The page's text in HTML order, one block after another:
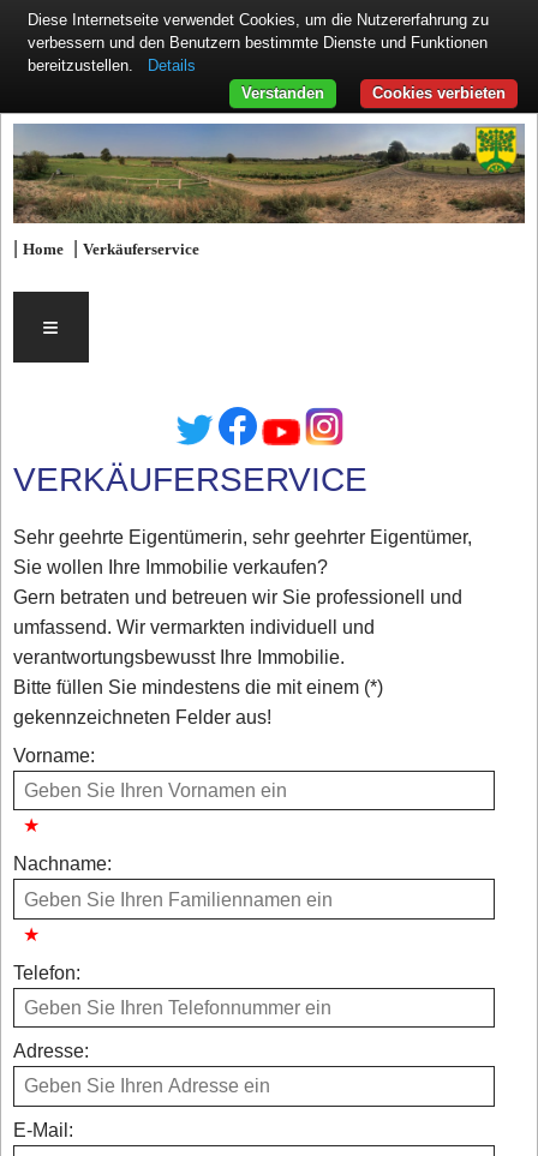
|Home |Verkäuferservice
≡
VERKÄUFERSERVICE
Sehr geehrte Eigentümerin, sehr geehrter Eigentümer,
Sie wollen Ihre Immobilie verkaufen?
Gern betraten und betreuen wir Sie professionell und
umfassend. Wir vermarkten individuell und
verantwortungsbewusst Ihre Immobilie.
Bitte füllen Sie mindestens die mit einem (*)
gekennzeichneten Felder aus!
Vorname:
Nachname:
Telefon:
Adresse:
E-Mail:
Diese Internetseite verwendet Cookies, um die Nutzererfahrung zu
verbessern und den Benutzern bestimmte Dienste und Funktionen
bereitzustellen.
Details
Cookies verbieten
Verstanden